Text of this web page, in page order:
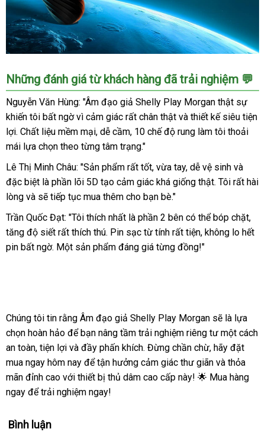
Âm
đạo
giả
Shelly
Play
Morgan
chính
hãng
siêu
mềm
kích
thích
Những đánh giá từ khách hàng đã trải nghiệm 💬
Nguyễn Văn Hùng: "Âm đạo giả Shelly Play Morgan thật sự
khiến tôi bất ngờ vì cảm giác rất chân thật và thiết kế siêu tiện
lợi. Chất liệu mềm mại, dễ cầm, 10 chế độ rung làm tôi thoải
mái lựa chọn theo từng tâm trạng."
Lê Thị Minh Châu: "Sản phẩm rất tốt, vừa tay, dễ vệ sinh và
đặc biệt là phần lõi 5D tạo cảm giác khá giống thật. Tôi rất hài
lòng và sẽ tiếp tục mua thêm cho bạn bè."
Trần Quốc Đạt: "Tôi thích nhất là phần 2 bên có thể bóp chặt,
tăng độ siết rất thích thú. Pin sạc từ tính rất tiện, không lo hết
pin bất ngờ. Một sản phẩm đáng giá từng đồng!"
Chúng tôi tin rằng Âm đạo giả Shelly Play Morgan sẽ là lựa
chọn hoàn hảo để bạn nâng tầm trải nghiệm riêng tư một cách
an toàn, tiện lợi và đầy phấn khích. Đừng chần chừ, hãy đặt
mua ngay hôm nay để tận hưởng cảm giác thư giãn và thỏa
mãn đỉnh cao với thiết bị thủ dâm cao cấp này! 🌟 Mua hàng
ngay để trải nghiệm ngay!
Bình luận